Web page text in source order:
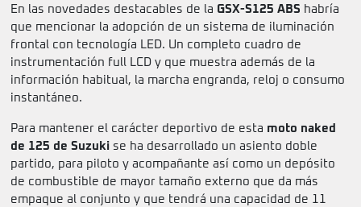
En las novedades destacables de la GSX-S125 ABS habría
que mencionar la adopción de un sistema de iluminación
frontal con tecnología LED. Un completo cuadro de
instrumentación full LCD y que muestra además de la
información habitual, la marcha engranda, reloj o consumo
instantáneo.
Para mantener el carácter deportivo de esta moto naked
de 125 de Suzuki se ha desarrollado un asiento doble
partido, para piloto y acompañante así como un depósito
de combustible de mayor tamaño externo que da más
empaque al conjunto y que tendrá una capacidad de 11